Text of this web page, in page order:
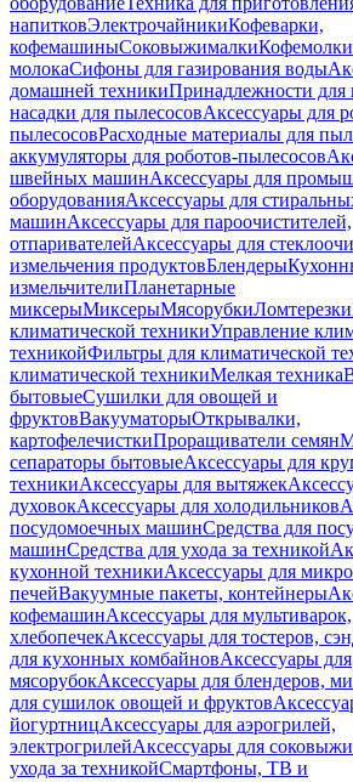
напитковЭлектрочайникиКофеварки,
кофемашиныСоковыжималкиКофемолки
молокаСифоны для газирования воды
домашней техникиПринадлежности для
насадки для пылесосовАксессуары для
пылесосовРасходные материалы для
аккумуляторы для роботов-пылесосов
швейных машинАксессуары для
оборудованияАксессуары для
машинАксессуары для пароочистителей,
отпаривателейАксессуары для
измельчения продуктовБлендеры
измельчителиПланетарные
миксерыМиксерыМясорубкиЛомтерезки
климатической техникиУправление
техникойФильтры для климатической
климатической техникиМелкая техника
бытовыеСушилки для овощей и
фруктовВакууматорыОткрывалки,
картофелечисткиПроращиватели семян
сепараторы бытовыеАксессуары для
техникиАксессуары для вытяжек
духовокАксессуары для холодильников
посудомоечных машинСредства для
машинСредства для ухода за техникой
кухонной техникиАксессуары для
печейВакуумные пакеты, контейнеры
кофемашинАксессуары для мультиварок,
хлебопечекАксессуары для тостеров,
для кухонных комбайновАксессуары для
мясорубокАксессуары для блендеров,
для сушилок овощей и фруктов
йогуртницАксессуары для аэрогрилей,
электрогрилейАксессуары для
ухода за техникойСмартфоны, ТВ и